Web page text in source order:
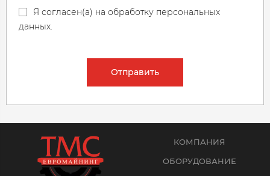
Я согласен(а) на обработку персональных
данных.
Отправить
КОМПАНИЯ
ОБОРУДОВАНИЕ